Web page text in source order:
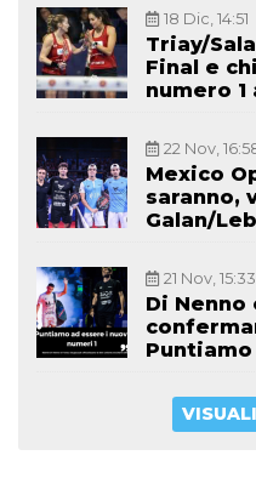
18 Dic, 14:51
Triay/
Final e
numero 1
22 Nov,
Mexico
saranno,
Galan/
21 Nov, 15:33
Di Nenno